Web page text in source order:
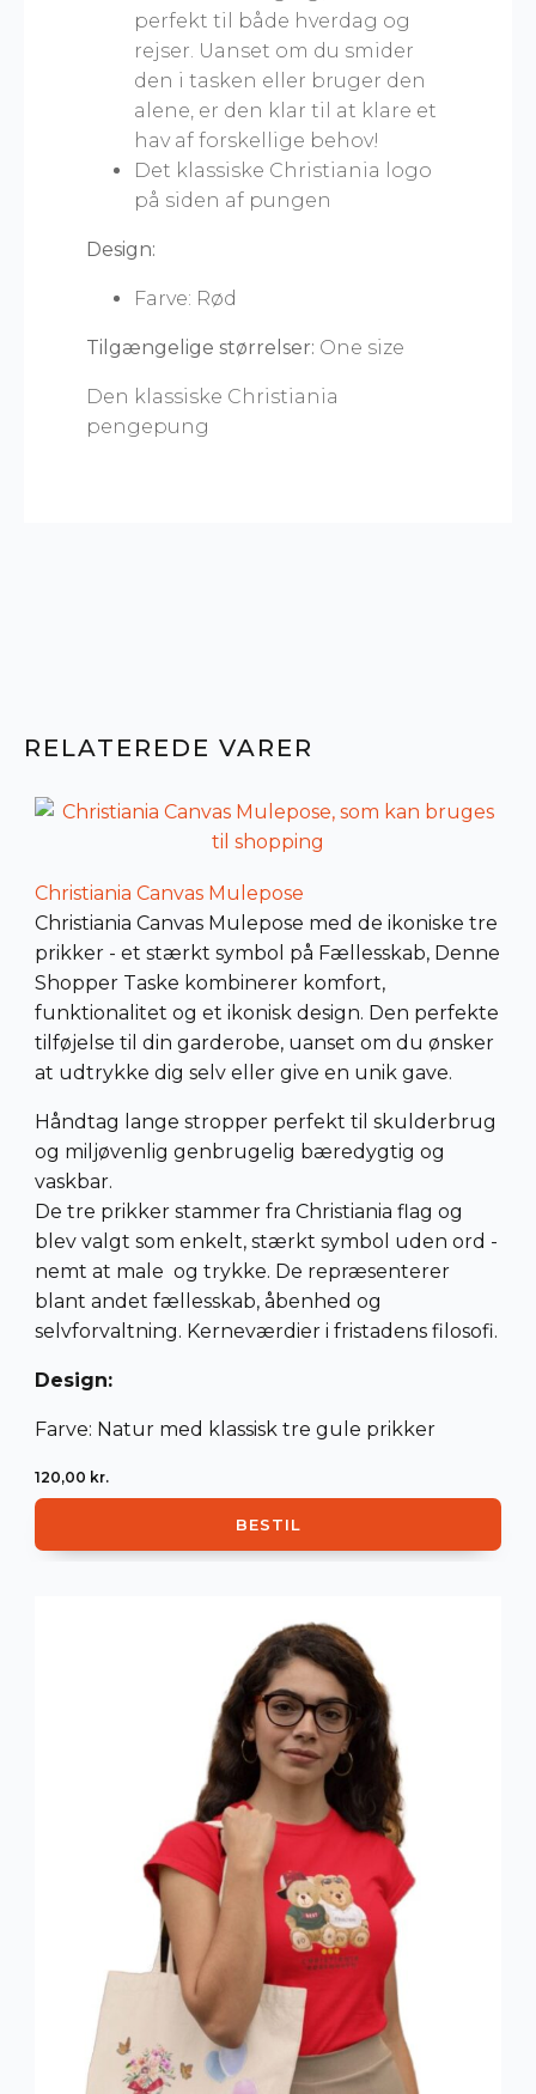
perfekt til både hverdag og
rejser. Uanset om du smider
den i tasken eller bruger den
alene, er den klar til at klare et
hav af forskellige behov!
Det klassiske Christiania logo
på siden af pungen
Design:
Farve: Rød
Tilgængelige størrelser: One size
Den klassiske Christiania
pengepung
RELATEREDE VARER
Christiania Canvas Mulepose
Christiania Canvas Mulepose med de ikoniske tre
prikker - et stærkt symbol på Fællesskab, Denne
Shopper Taske kombinerer komfort,
funktionalitet og et ikonisk design. Den perfekte
tilføjelse til din garderobe, uanset om du ønsker
at udtrykke dig selv eller give en unik gave.
Håndtag lange stropper perfekt til skulderbrug
og miljøvenlig genbrugelig bæredygtig og
vaskbar.
De tre prikker stammer fra Christiania flag og
blev valgt som enkelt, stærkt symbol uden ord -
nemt at male og trykke. De repræsenterer
blant andet fællesskab, åbenhed og
selvforvaltning. Kerneværdier i fristadens filosofi.
Design:
Farve: Natur med klassisk tre gule prikker
120,00 kr.
BESTIL